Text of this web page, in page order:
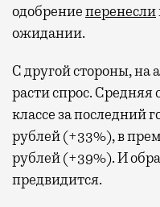
одобрениеперенесли
ожидании.
С другой стороны,
расти спрос. Средняя
классе за последний
рублей (+33%), в
рублей (+39%). И
предвидится.